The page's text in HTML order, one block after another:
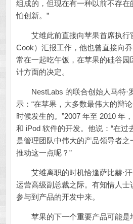
组成的，但现在有一种以前不存
怕创新。”
艾维此前直接向苹果首席执行
Cook）汇报工作，他也曾直接向
常在一起吃午饭，在苹果的硅谷
计方面的决定。
NestLabs 的联合创始人马特·
示：“在苹果，大多数最伟大的辩
时候发生的。”2007 年至 2010 年
和 iPod 软件的开发。他说：“在过
是管理团队中伟大的产品领导者
推动这一点呢？”
艾维离职的时机恰逢萨比赫·汗
运营高级副总裁之际。有知情人
参与到产品的开发中来。
苹果的下一个重要产品可能是